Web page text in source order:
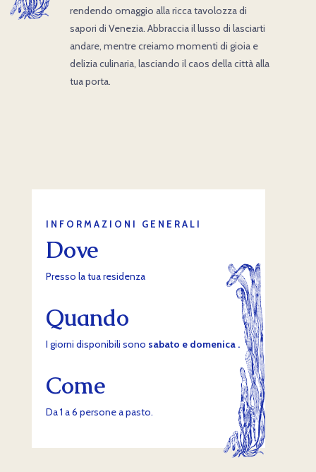
rendendo omaggio alla ricca tavolozza di
sapori di Venezia. Abbraccia il lusso di lasciarti
andare, mentre creiamo momenti di gioia e
delizia culinaria, lasciando il caos della città alla
tua porta.
INFORMAZIONI GENERALI
Dove
Presso la tua residenza
Quando
I giorni disponibili sono sabato e domenica .
Come
Da 1 a 6 persone a pasto.